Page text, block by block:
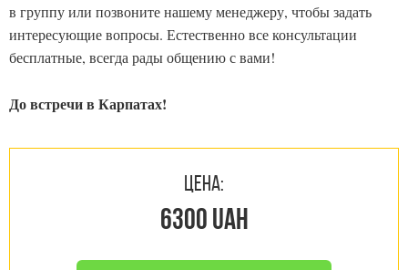
в группу или позвоните нашему менеджеру, чтобы задать
интересующие вопросы. Естественно все консультации
бесплатные, всегда рады общению с вами!
До встречи в Карпатах!
ЦЕНА:
6300 UAH